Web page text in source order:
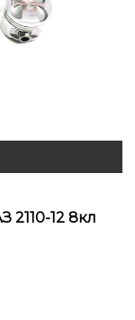
2110-12 8кл